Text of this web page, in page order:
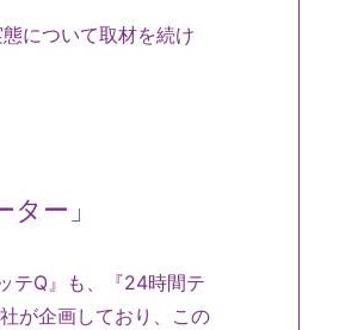
について取材を続け
ー」
テQ』も、『24時間テ
が企画しており、この